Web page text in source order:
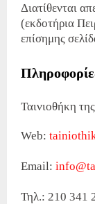
Διατίθενται
(εκδοτήρια
επίσημης
Ταινιοθήκη
Web:
Email:
Τηλ.: 210 341